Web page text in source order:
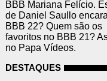
BBB Mariana Felício.
de Daniel Saullo
BBB 22? Quem são os
favoritos no BBB 21?
no Papa Vídeos.
DESTAQUES